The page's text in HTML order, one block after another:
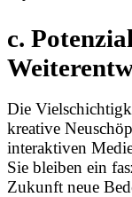
c.
Die
kreative
interaktiven
Sie bleiben ein
Zukunft neue